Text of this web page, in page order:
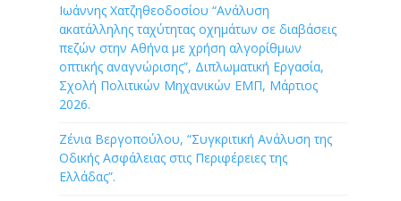
Ιωάννης Χατζηθεοδοσίου “Ανάλυση
ακατάλληλης ταχύτητας οχημάτων σε διαβάσεις
πεζών στην Αθήνα με χρήση αλγορίθμων
οπτικής αναγνώρισης”, Διπλωματική Εργασία,
Σχολή Πολιτικών Μηχανικών ΕΜΠ, Μάρτιος
2026.
Ζένια Βεργοπούλου, “Συγκριτική Ανάλυση της
Οδικής Ασφάλειας στις Περιφέρειες της
Ελλάδας”.